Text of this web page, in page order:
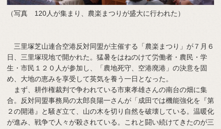
（写真 120人が集まり、農楽まつりが盛大に行われた）
三里塚芝山連合空港反対同盟が主催する「農楽まつり」が７月６
日、三里塚現地で開かれた。猛暑をはねのけて労働者・農民・学
生・市民１２０人が参加し、「農地死守、空港廃港」の決意を固
め、大地の恵みを享受して英気を養う一日となった。
まず、耕作権裁判で争われている市東孝雄さんの南台の畑に集
合。反対同盟事務局の太郎良陽一さんが「成田では機能強化を『第
２の開港』と騒ぎ立て、山の木を切り自然を破壊している。温暖化
が進み、戦争で人々が殺されている。これと闘い続けてきたのが三